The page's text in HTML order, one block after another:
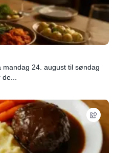
24. august til søndag